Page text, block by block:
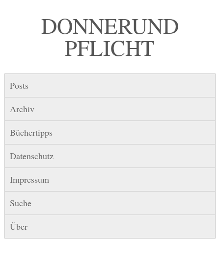
DONNER UND
PFLICHT
Posts
Archiv
Büchertipps
Datenschutz
Impressum
Suche
Über